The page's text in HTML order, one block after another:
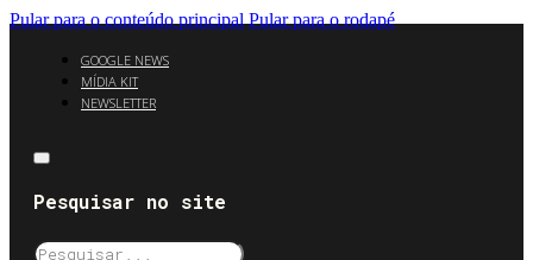
Pular para o conteúdo principal Pular para o rodapé
GOOGLE NEWS
MÍDIA KIT
NEWSLETTER
Pesquisar no site
Pesquisar